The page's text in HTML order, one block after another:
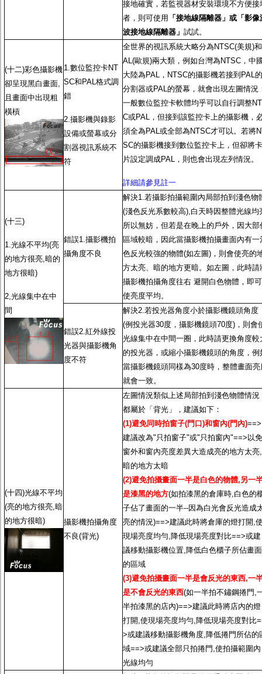
接地確實，若監視器材安裝環境不方便接
者，則可使用 「接地線隔離器」或「影像
波接地線隔離器」 試試。
(十二)彩色攝影機
卻呈現黑白畫面,
且畫面中出現粗
橫槓
1.數位監控卡NT
SC和PAL格式調
錯
2.攝影機與錄影
設備或螢幕或分
割器視訊系統不
符
全世界的視訊系統大略分為NTSC(美規)
AL(歐規)兩大類，例如台灣為NTSC，中
大陸為PAL，NTSC的攝影機若接到PAL的
分割器或PAL的螢幕，就會出現左圖情況
一般數位監控卡軟體均乎可以自行調整
C或PAL，但接到該監控卡上的攝影機，
須全為PAL或全部為NTSC才可以。若將
SC的攝影機接到數位監控卡上，但卻將卡
片設定調成PAL，則也會出現左列情況。
詳細請參見註一
(十三)
1.光線不平均(亮
的地方很亮,暗的
地方很暗)
2,光線集中在中
間
錯誤1.攝影機拍
攝角度不良
解決1.若攝影拍攝範圍內局部拍到淺色物
(淺色反光系數較高),白天時因整體光線均
所以無妨，但若是在晚上的戶外，因大部
區域較暗，因此當攝影機拍攝畫面內有一
色反光較強的物體(如左圖)，則會使亮的
方太亮、暗的地方更暗。如左圖，此時請
攝影機拍攝角度往右 避開白色物體，即可
使亮度平均。
錯誤2.紅外線投
光器與攝影機角
度不符
解決2.若投光器角度小於攝影機鏡頭角度
(例投光器30度，攝影機鏡頭70度)，則會
光線集中在中間一圈，此時請更換角度較
的投光器，或縮小攝影機鏡頭的角度，例
當攝影機鏡頭同樣為30度時，整體畫面亮
就會一致。
(十四)光線不平均
(亮的地方很亮,暗
的地方很暗)
攝影機拍攝角度
不良(背光)
左圖情況類似上述局部拍到淺色物體情況
都屬於「背光」，建議如下：
(1)避免同時拍窗子(門口)和窗內(門內)==>
建議改為"只拍窗子"或"只拍窗內"==>以免
窗外和窗內亮度差異大造成亮的地方太亮,
暗的地方太暗
(2)避免拍攝畫面一半是白色的物體,另一
是漆黑的地方(如拍漆黑的倉庫時,白色的
子佔了畫面的一半--因為白光會反光造成
亮的情況)==>建議此時將倉庫的燈打開,
現場亮度均勻,降低現場亮度對比==>或建
議移動攝影機位置,降低白色櫃子所佔畫面
的區域
(3)避免拍攝畫面一半是會反光的東西,一
是不會反光的東西(如一半拍不鏽鋼捲門,
半拍漆黑的店內)==>建議此時將店內的燈
打開,使現場亮度均勻,降低現場亮度對比
>或建議移動攝影機角度,降低捲門所佔的
域==>或建議全部只拍捲門,使拍攝範圍內
光線均勻